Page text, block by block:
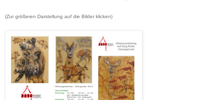
(Zur größeren Darstellung auf die Bilder klicken)